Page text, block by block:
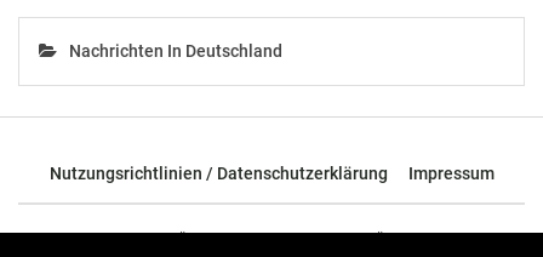
Nachrichten In Deutschland
Nutzungsrichtlinien / Datenschutzerklärung Impressum
© 2026 - TOP News Österreich - Nachrichten aus Österreich und der